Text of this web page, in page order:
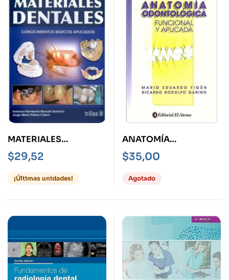
MATERIALES
DENTALES
CONOCIMIENTOS
BÁSICOS APLICADOS
$29,52
¡Últimas unidades!
ANATOMÍA
ODONTOLÓGICA -
FUNCIONAL Y
APLICADA-
$35,00
Agotado